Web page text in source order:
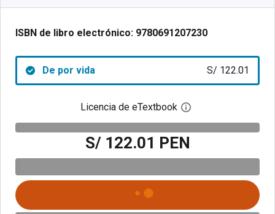
ISBN de libro electrónico: 9780691207230
De por vida S/ 122.01
Licencia de eTextbook Abre el cuadro de
S/ 122.01 PEN